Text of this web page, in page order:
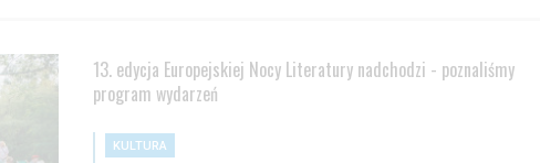
13. edycja Europejskiej Nocy Literatury nadchodzi - poznaliśmy
program wydarzeń
KULTURA